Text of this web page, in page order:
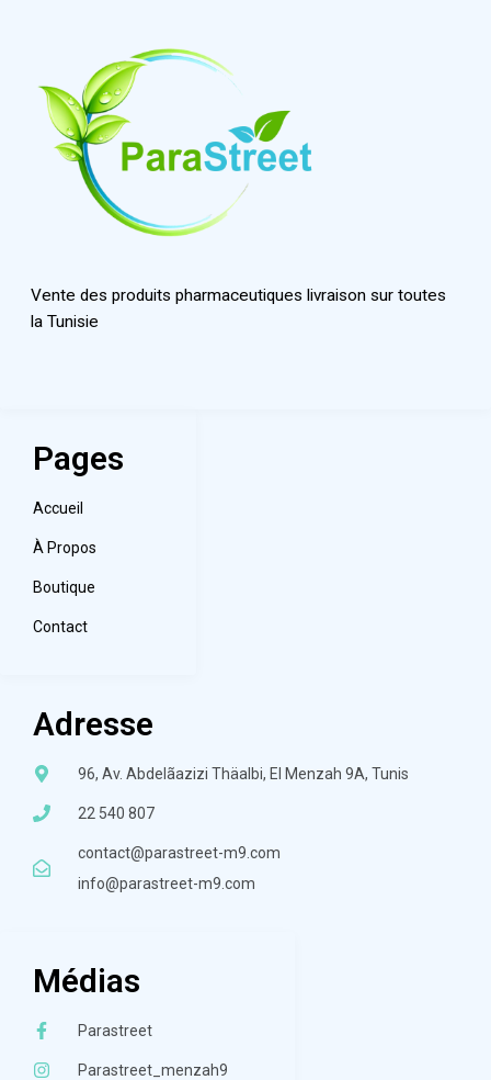
Vente des produits pharmaceutiques livraison sur toutes
la Tunisie
Pages
Accueil
À Propos
Boutique
Contact
Adresse
96, Av. Abdelãazizi Thäalbi, El Menzah 9A, Tunis
22 540 807
contact@parastreet-m9.com
info@parastreet-m9.com
Médias
Parastreet
Parastreet_menzah9